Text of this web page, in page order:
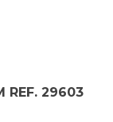
REF. 29603